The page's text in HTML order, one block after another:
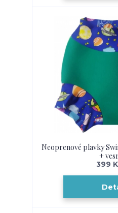
Neoprenové plavky
+
399